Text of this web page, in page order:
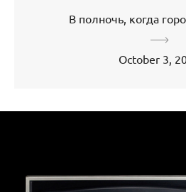
В полночь, когда
October 3,